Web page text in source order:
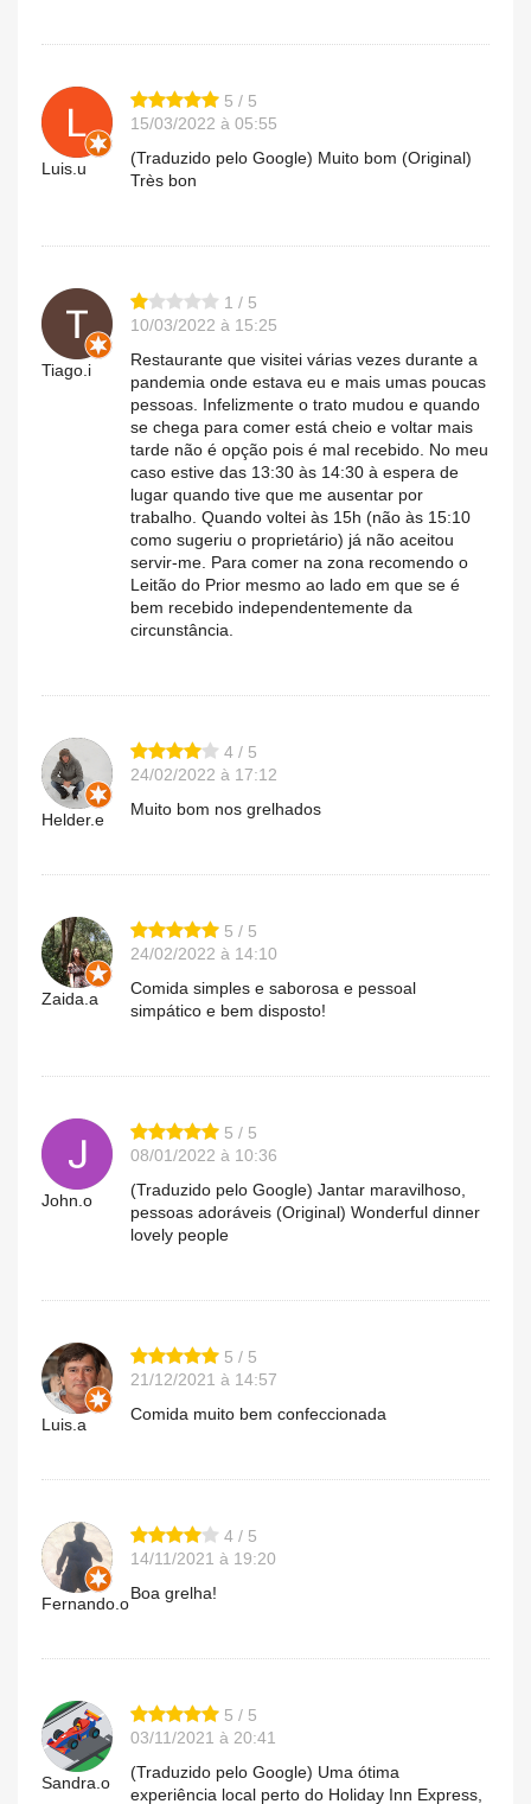
Luis.u
5 / 5
15/03/2022 à 05:55
(Traduzido pelo Google) Muito bom (Original)
Très bon
Tiago.i
1 / 5
10/03/2022 à 15:25
Restaurante que visitei várias vezes durante a
pandemia onde estava eu e mais umas poucas
pessoas. Infelizmente o trato mudou e quando
se chega para comer está cheio e voltar mais
tarde não é opção pois é mal recebido. No meu
caso estive das 13:30 às 14:30 à espera de
lugar quando tive que me ausentar por
trabalho. Quando voltei às 15h (não às 15:10
como sugeriu o proprietário) já não aceitou
servir-me. Para comer na zona recomendo o
Leitão do Prior mesmo ao lado em que se é
bem recebido independentemente da
circunstância.
Helder.e
4 / 5
24/02/2022 à 17:12
Muito bom nos grelhados
Zaida.a
5 / 5
24/02/2022 à 14:10
Comida simples e saborosa e pessoal
simpático e bem disposto!
John.o
5 / 5
08/01/2022 à 10:36
(Traduzido pelo Google) Jantar maravilhoso,
pessoas adoráveis (Original) Wonderful dinner
lovely people
Luis.a
5 / 5
21/12/2021 à 14:57
Comida muito bem confeccionada
Fernando.o
4 / 5
14/11/2021 à 19:20
Boa grelha!
Sandra.o
5 / 5
03/11/2021 à 20:41
(Traduzido pelo Google) Uma ótima
experiência local perto do Holiday Inn Express,